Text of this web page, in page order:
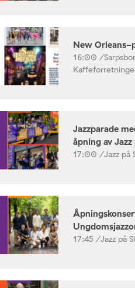
New Orleans-
16:00 /
Jazzparade
åpning av
17:00 /Jazz på
17:45 /Jazz på